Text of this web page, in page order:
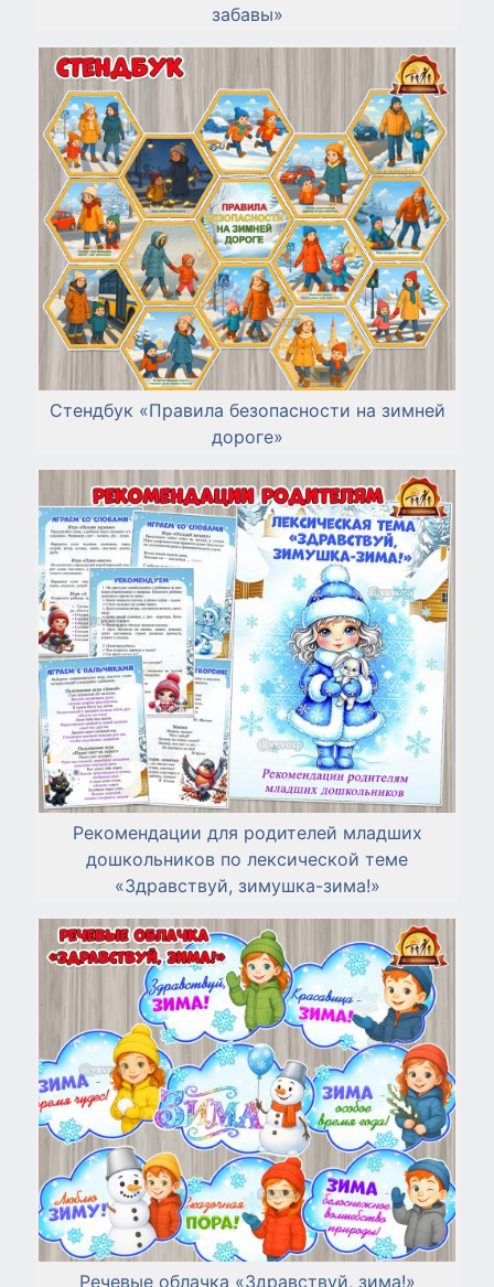
забавы»
Стендбук «Правила безопасности на зимней
дороге»
Рекомендации для родителей младших
дошкольников по лексической теме
«Здравствуй, зимушка-зима!»
Речевые облачка «Здравствуй, зима!»